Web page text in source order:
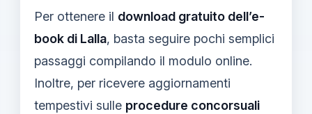
Per ottenere il download gratuito dell’e-
book di Lalla, basta seguire pochi semplici
passaggi compilando il modulo online.
Inoltre, per ricevere aggiornamenti
tempestivi sulle procedure concorsuali